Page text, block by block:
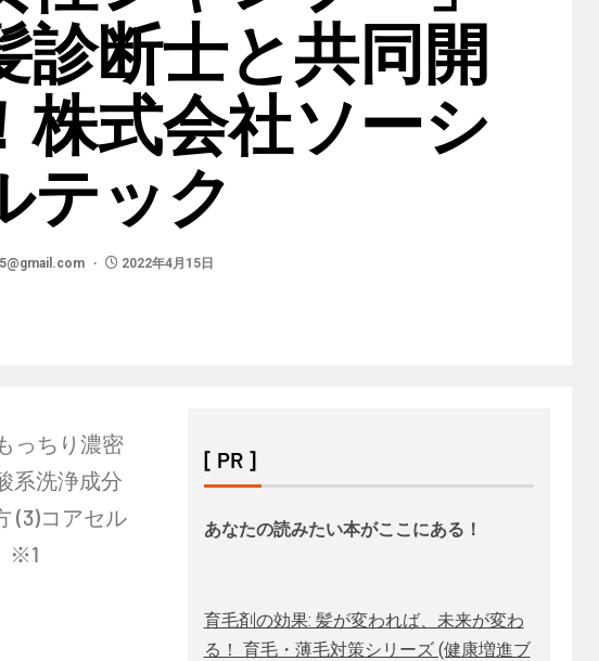
診断士と共同開
株式会社ソーシ
テック
2022年4月15日
っちり濃密
系洗浄成分
(3)コアセル
※1
[ PR ]
あなたの読みたい本がここにある！
育毛剤の効果: 髪が変われば、未来が変わ
る！ 育毛・薄毛対策シリーズ (健康増進ブ